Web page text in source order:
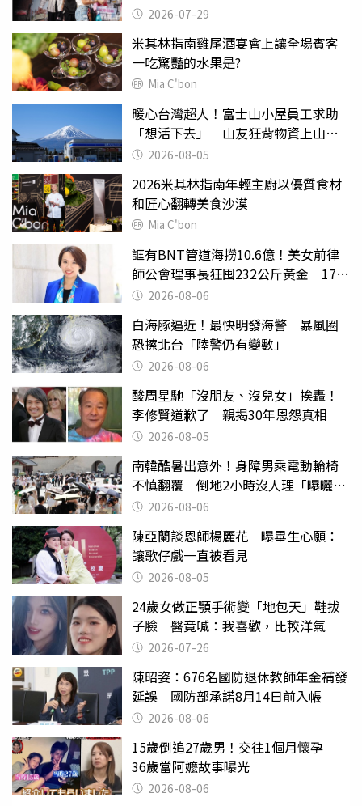
曝光2026-07-29
米其林指南雞尾酒宴會上讓全場賓客
一吃驚豔的水果是?
Mia C'bon
暖心台灣超人！富士山小屋員工求助
「想活下去」 山友狂背物資上山：
台灣真的是寶島
2026-08-05
2026米其林指南年輕主廚以優質食材
和匠心翻轉美食沙漠
Mia C'bon
誆有BNT管道海撈10.6億！美女前律
師公會理事長狂囤232公斤黃金 17人
遭起訴
2026-08-06
白海豚逼近！最快明發海警 暴風圈
恐擦北台「陸警仍有變數」
2026-08-06
酸周星馳「沒朋友、沒兒女」挨轟！
李修賢道歉了 親揭30年恩怨真相
2026-08-05
南韓酷暑出意外！身障男乘電動輪椅
不慎翻覆 倒地2小時沒人理「曝曬
亡」2026-08-06
陳亞蘭談恩師楊麗花 曝畢生心願：
讓歌仔戲一直被看見
2026-08-05
24歲女做正顎手術變「地包天」鞋拔
子臉 醫竟喊：我喜歡，比較洋氣
2026-07-26
陳昭姿：676名國防退休教師年金補發
延誤 國防部承諾8月14日前入帳
2026-08-06
15歲倒追27歲男！交往1個月懷孕
36歲當阿嬤故事曝光
2026-08-06